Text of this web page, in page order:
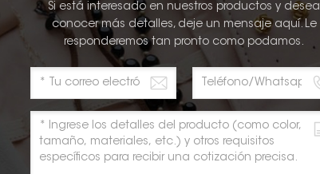
Si está interesado en nuestros productos y desea
conocer más detalles, deje un mensaje aquí. Le
responderemos tan pronto como podamos.